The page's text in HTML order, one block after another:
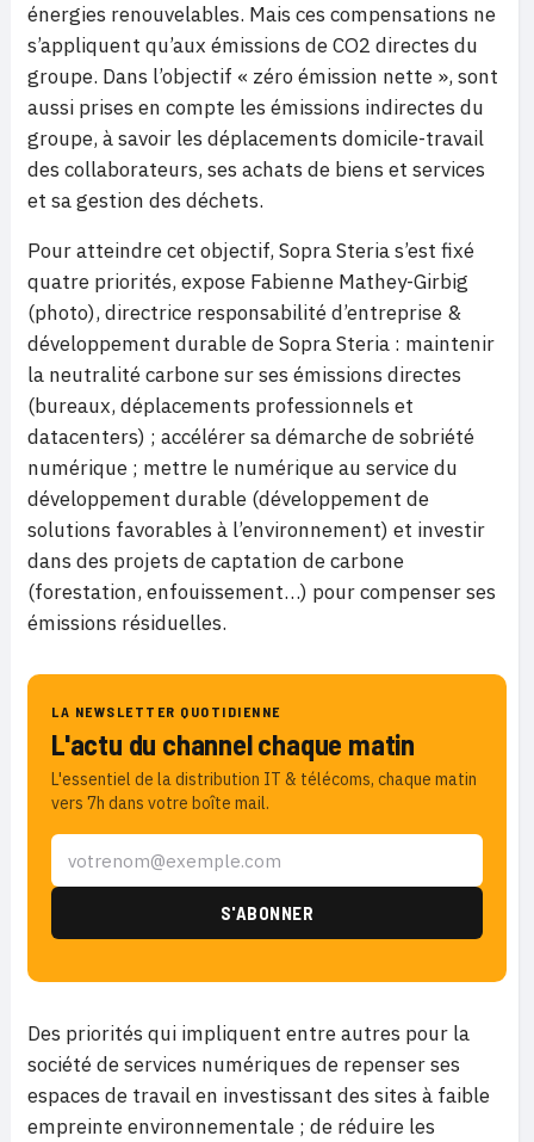
énergies renouvelables. Mais ces compensations ne
s’appliquent qu’aux émissions de CO2 directes du
groupe. Dans l’objectif « zéro émission nette », sont
aussi prises en compte les émissions indirectes du
groupe, à savoir les déplacements domicile-travail
des collaborateurs, ses achats de biens et services
et sa gestion des déchets.
Pour atteindre cet objectif, Sopra Steria s’est fixé
quatre priorités, expose Fabienne Mathey-Girbig
(photo), directrice responsabilité d’entreprise &
développement durable de Sopra Steria : maintenir
la neutralité carbone sur ses émissions directes
(bureaux, déplacements professionnels et
datacenters) ; accélérer sa démarche de sobriété
numérique ; mettre le numérique au service du
développement durable (développement de
solutions favorables à l’environnement) et investir
dans des projets de captation de carbone
(forestation, enfouissement…) pour compenser ses
émissions résiduelles.
LA NEWSLETTER QUOTIDIENNE
L'actu du channel chaque matin
L'essentiel de la distribution IT & télécoms, chaque matin
vers 7h dans votre boîte mail.
Des priorités qui impliquent entre autres pour la
société de services numériques de repenser ses
espaces de travail en investissant des sites à faible
empreinte environnementale ; de réduire les